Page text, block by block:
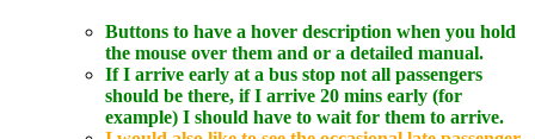
Buttons to have a hover description when you hold
the mouse over them and or a detailed manual.
If I arrive early at a bus stop not all passengers
should be there, if I arrive 20 mins early (for
example) I should have to wait for them to arrive.